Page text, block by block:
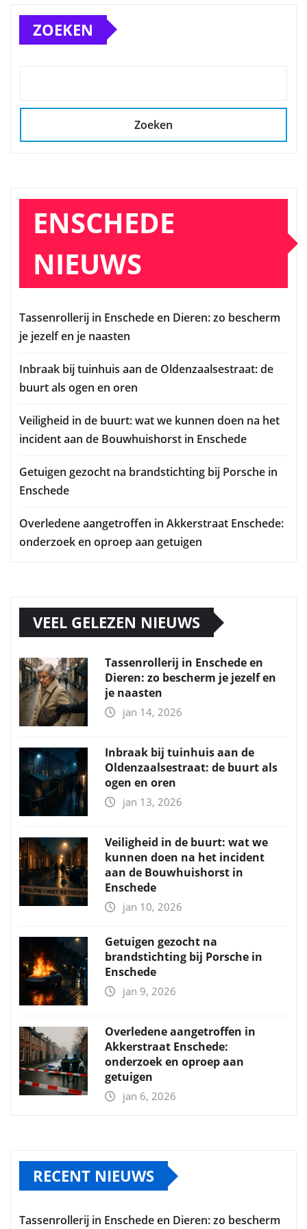
ZOEKEN
Zoeken
ENSCHEDE
NIEUWS
Tassenrollerij in Enschede en Dieren: zo bescherm
je jezelf en je naasten
Inbraak bij tuinhuis aan de Oldenzaalsestraat: de
buurt als ogen en oren
Veiligheid in de buurt: wat we kunnen doen na het
incident aan de Bouwhuishorst in Enschede
Getuigen gezocht na brandstichting bij Porsche in
Enschede
Overledene aangetroffen in Akkerstraat Enschede:
onderzoek en oproep aan getuigen
VEEL GELEZEN NIEUWS
Tassenrollerij in Enschede en
Dieren: zo bescherm je jezelf en
je naasten
jan 14, 2026
Inbraak bij tuinhuis aan de
Oldenzaalsestraat: de buurt als
ogen en oren
jan 13, 2026
Veiligheid in de buurt: wat we
kunnen doen na het incident
aan de Bouwhuishorst in
Enschede
jan 10, 2026
Getuigen gezocht na
brandstichting bij Porsche in
Enschede
jan 9, 2026
Overledene aangetroffen in
Akkerstraat Enschede:
onderzoek en oproep aan
getuigen
jan 6, 2026
RECENT NIEUWS
Tassenrollerij in Enschede en Dieren: zo bescherm